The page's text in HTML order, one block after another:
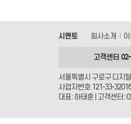
시멘토 회사소개
고객센터
서울특별시 구로구 디지
사업자번호 121-33-32016
대표: 하태훈 | 고객센터: